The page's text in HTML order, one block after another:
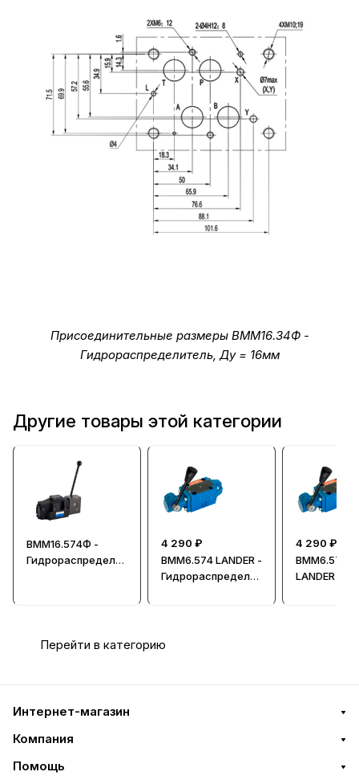
Присоединительные размеры ВММ16.34Ф -
Гидрораспределитель, Ду = 16мм
Другие товары этой категории
ВММ16.574Ф -
Гидрораспредели
4 290 ₽
ВММ6.574 LANDER -
Гидрораспредели
4 290 ₽
ВММ6.574Ф
LANDER -
Перейти в категорию
Интернет-магазин
Компания
Помощь